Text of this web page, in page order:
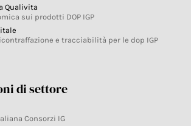
Qualivita
sui prodotti DOP IGP
e tracciabilità per le dop IGP
di settore
Consorzi IG